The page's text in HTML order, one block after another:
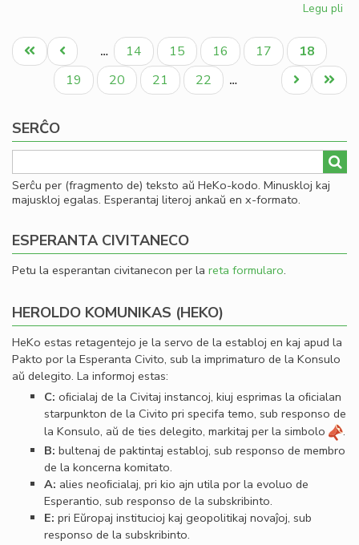
Legu pli
en
Pagination
Unua
paĝo
Antaŭa
paĝo
… Paĝo
14 Paĝo
15 Paĝo
16 Paĝo
17
Aktuala
paĝo
18
Paĝo
19 Paĝo
20 Paĝo
21 Paĝo
22 …
Last
page
Next
page
SERĈO
Serĉu per (fragmento de) teksto aŭ HeKo-kodo. Minuskloj kaj
majuskloj egalas. Esperantaj literoj ankaŭ en x-formato.
ESPERANTA CIVITANECO
Petu la esperantan civitanecon per la reta formularo.
HEROLDO KOMUNIKAS (HEKO)
HeKo estas retagentejo je la servo de la establoj en kaj apud la
Pakto por la Esperanta Civito, sub la imprimaturo de la Konsulo
aŭ delegito. La informoj estas:
C: oﬁcialaj de la Civitaj instancoj, kiuj esprimas la oﬁcialan
starpunkton de la Civito pri specifa temo, sub responso de
la Konsulo, aŭ de ties delegito, markitaj per la simbolo
.
B: bultenaj de paktintaj establoj, sub responso de membro
de la koncerna komitato.
A: alies neoﬁcialaj, pri kio ajn utila por la evoluo de
Esperantio, sub responso de la subskribinto.
E: pri Eŭropaj institucioj kaj geopolitikaj novaĵoj, sub
responso de la subskribinto.